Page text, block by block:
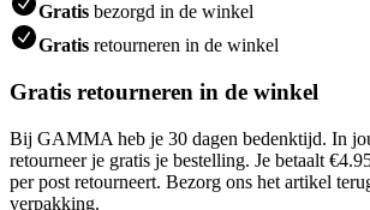
Gratis bezorgd in de winkel
Gratis retourneren in de winkel
Gratis retourneren in de winkel
Bij GAMMA heb je 30 dagen bedenktijd. In
retourneer je gratis je bestelling. Je betaalt
per post retourneert. Bezorg ons het artikel
verpakking.